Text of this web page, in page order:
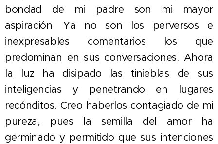
bondad de mi padre son mi mayor
aspiración. Ya no son los perversos e
inexpresables comentarios los que
predominan en sus conversaciones. Ahora
la luz ha disipado las tinieblas de sus
inteligencias y penetrando en lugares
recónditos. Creo haberlos contagiado de mi
pureza, pues la semilla del amor ha
germinado y permitido que sus intenciones